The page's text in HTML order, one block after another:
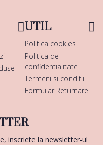
UTIL
Politica cookies
Politica de
confidentialitate
Termeni si conditii
Formular Returnare
inscriete la newsletter-ul